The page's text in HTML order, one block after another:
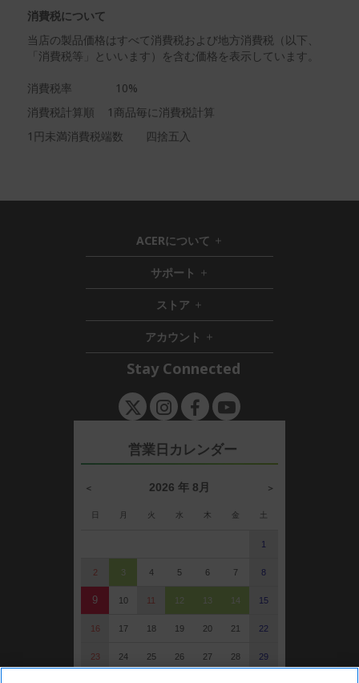
消費税について
当店の製品価格はすべて消費税および地方消費税（以下、
「消費税等」といいます）を含む価格を表示しています。
消費税率 10%
消費税計算順 1商品毎に消費税計算
1円未満消費税端数 四捨五入
ACERについて h
i
d
n
サポート
h
i
d
d
e
n
ストア h
i
d
d
e
アカウント
h
i
d
e
n
Stay Connected
営業日カレンダー
＞
＜ 2026 年 8月
日 月 火 水 木 金 土
1
2 3 4 5 6 7 8
9 10 11 12 13 14 15
16 17 18 19 20 21 22
23 24 25 26 27 28 29